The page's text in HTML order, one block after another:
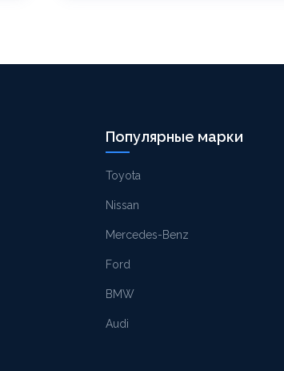
Популярные марки
Toyota
Nissan
Mercedes-Benz
Ford
BMW
Audi